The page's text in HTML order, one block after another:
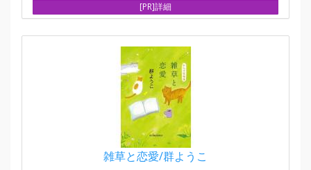
[PR]詳細
雑草と恋愛/群ようこ